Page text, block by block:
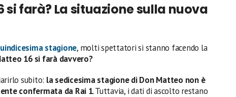
si farà? La situazione sulla nuova
stagione, molti spettatori si stanno facendo la
16 si farà davvero?
subito: la sedicesima stagione di Don Matteo non è
confermata da Rai 1. Tuttavia, i dati di ascolto restano